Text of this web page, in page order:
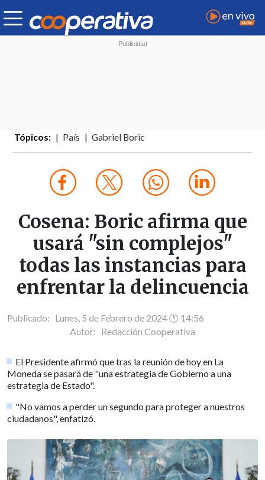
Tópicos: País Gabriel Boric
Cosena: Boric afirma que
usará "sin complejos"
todas las instancias para
enfrentar la delincuencia
Publicado: Lunes, 5 de Febrero de 2024 🕐 14:56
Autor: Redacción Cooperativa
El Presidente afirmó que tras la reunión de hoy en La
Moneda se pasará de "una estrategia de Gobierno a una
estrategia de Estado".
"No vamos a perder un segundo para proteger a nuestros
ciudadanos", enfatizó.